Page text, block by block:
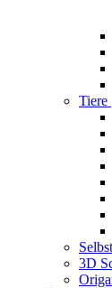
Tiere
3D